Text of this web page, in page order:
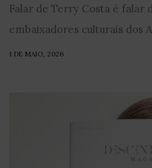
Falar de Terry Costa é falar
embaixadores culturais dos
1 DE MAIO, 2026